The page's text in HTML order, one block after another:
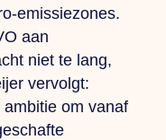
emissiezones.
aan
niet te lang,
vervolgt:
ambitie om vanaf